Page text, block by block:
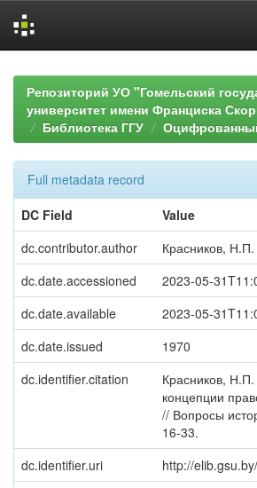
navigationРепозиторий УО "Гомельский
университет имени Франциска
Библиотека ГГУ
Full metadata record
DC Field
Value
dc.contributor.author
Красников, Н.П.
dc.date.accessioned
2023-05-
dc.date.available
2023-05-
dc.date.issued
1970
dc.identifier.citation
Красников,
концепции
// Вопросы
16-33.
dc.identifier.uri
http://